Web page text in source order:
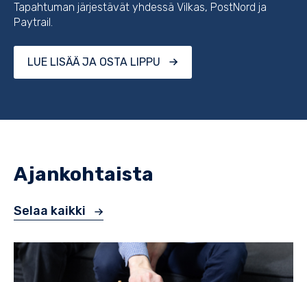
Tapahtuman järjestävät yhdessä Vilkas, PostNord ja
Paytrail.
LUE LISÄÄ JA OSTA LIPPU
Ajankohtaista
Selaa kaikki